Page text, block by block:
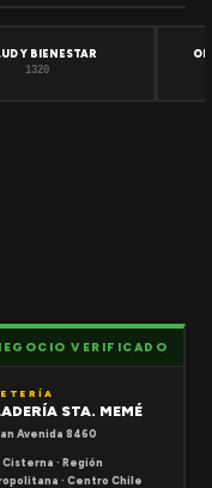
Y BIENESTAR
1320
VERIFICADO
STA. MEMÉ
Avenida 8460
Cisterna · Región
· Centro Chile